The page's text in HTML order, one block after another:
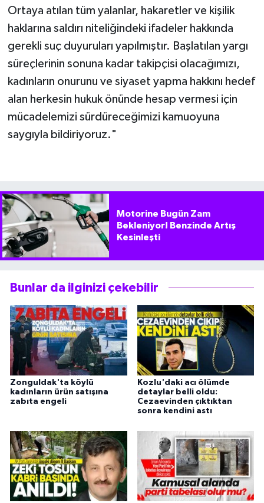
Ortaya atılan tüm yalanlar, hakaretler ve kişilik
haklarına saldırı niteliğindeki ifadeler hakkında
gerekli suç duyuruları yapılmıştır. Başlatılan yargı
süreçlerinin sonuna kadar takipçisi olacağımızı,
kadınların onurunu ve siyaset yapma hakkını hedef
alan herkesin hukuk önünde hesap vermesi için
mücadelemizi sürdüreceğimizi kamuoyuna
saygıyla bildiriyoruz."
Motorine Bugün Zam
Bekleniyor! Benzinde Artış
Kesinleşti
Bunlar da ilginizi çekebilir
Zonguldak'ta köylü
kadınların ürün satışına
zabıta engeli
Kozlu'daki acı ölümde
detaylar belli oldu:
Cezaevinden çıktıktan
sonra kendini astı